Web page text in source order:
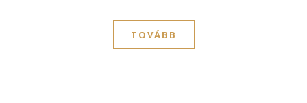
TOVÁBB